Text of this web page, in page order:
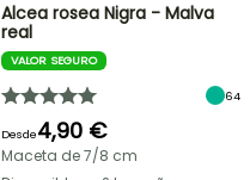
Alcea rosea Nigra - Malva
real
VALOR SEGURO
64
Desde4,90 €
Maceta de 7/8 cm